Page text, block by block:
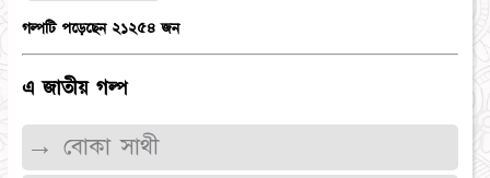
গল্পটি পড়েছেন ২১২৫৪ জন
এ জাতীয় গল্প
→ বোকা সাথী